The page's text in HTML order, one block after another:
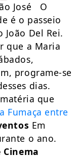
José O
é o passeio
João Del Rei.
que a Maria
programe-se
dias.
que
Fumaça entre
Em
o ano.